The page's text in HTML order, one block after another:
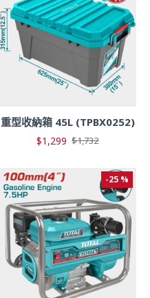
重型收納箱 45L (TPBX0252)
$1,299 $1,732
-25 %